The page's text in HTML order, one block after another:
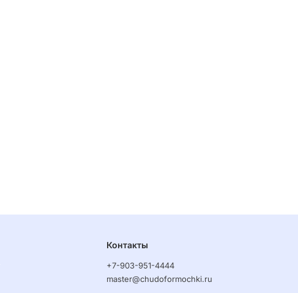
Контакты
+7-903-951-4444
master@chudoformochki.ru